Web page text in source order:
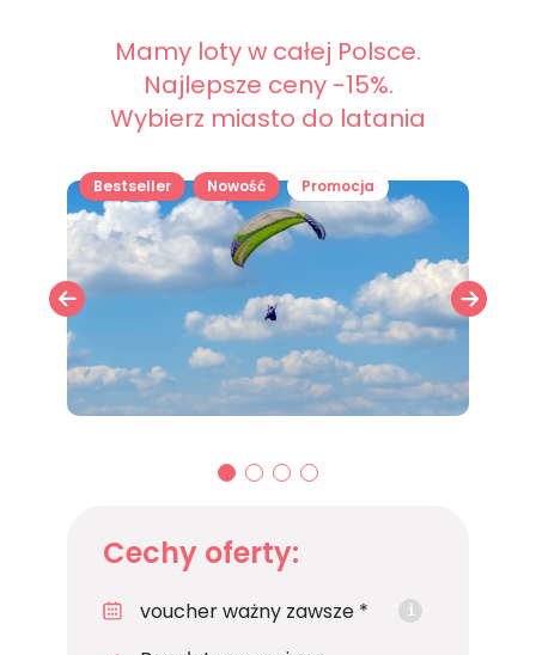
Mamy loty w całej Polsce.
Najlepsze ceny -15%.
Wybierz miasto do latania
Bestseller Nowość Promocja
01 02 03 04
Cechy oferty:
voucher ważny zawsze * i